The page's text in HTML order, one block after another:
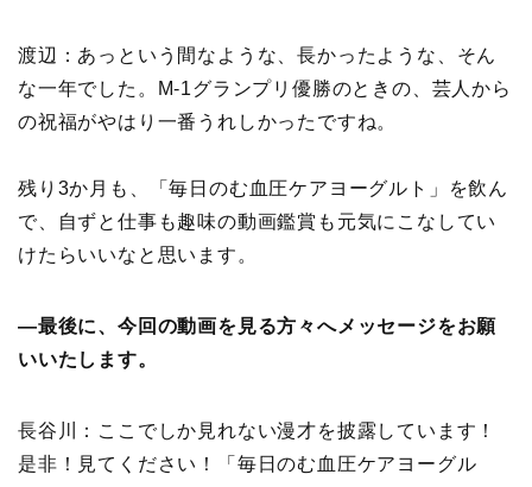
渡辺：あっという間なような、長かったような、そん
な一年でした。M-1グランプリ優勝のときの、芸人から
の祝福がやはり一番うれしかったですね。
残り3か月も、「毎日のむ血圧ケアヨーグルト」を飲ん
で、自ずと仕事も趣味の動画鑑賞も元気にこなしてい
けたらいいなと思います。
―最後に、今回の動画を見る方々へメッセージをお願
いいたします。
長谷川：ここでしか見れない漫才を披露しています！
是非！見てください！「毎日のむ血圧ケアヨーグル